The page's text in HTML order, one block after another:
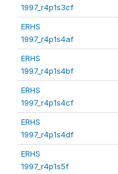
1997_r4p1s3cf
ERHS
1997_r4p1s4af
ERHS
1997_r4p1s4bf
ERHS
1997_r4p1s4cf
ERHS
1997_r4p1s4df
ERHS
1997_r4p1s5f